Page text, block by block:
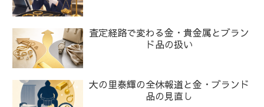
査定経路で変わる金・貴金属とブラン
ド品の扱い
大の里泰輝の全休報道と金・ブランド
品の見直し